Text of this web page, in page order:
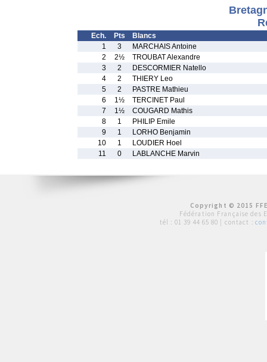
Ech. Pts
Blancs
1
3
MARCHAIS Antoine
2
2½
TROUBAT Alexandre
3
2
DESCORMIER Natello
4
2
THIERY Leo
5
2
PASTRE Mathieu
6
1½
TERCINET Paul
7
1½
COUGARD Mathis
8
1
PHILIP Emile
9
1
LORHO Benjamin
10
1
LOUDIER Hoel
11
0 LABLANCHE Marvin
Copyright © 2015
Fédération Française des
tél : 01 39 44 65 80 | contact :